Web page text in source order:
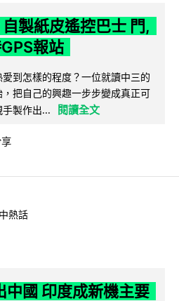
製紙皮遙控巴士 門,
報站
到怎樣的程度？一位就讀中三的
把自己的興趣一步步變成真正可
製作出...
閱讀全文
熱話
中國 印度成新機主要